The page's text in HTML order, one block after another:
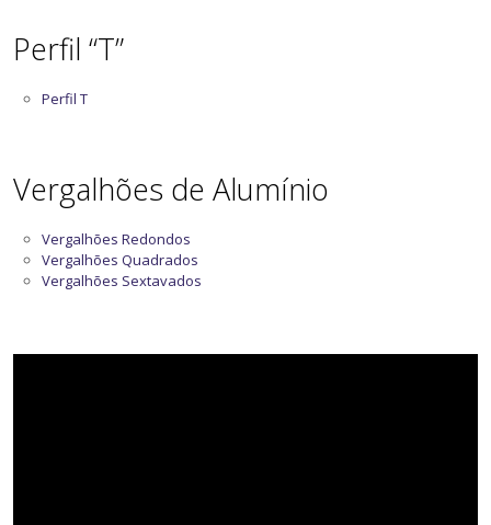
Perfil “T”
Perfil T
Vergalhões de Alumínio
Vergalhões Redondos
Vergalhões Quadrados
Vergalhões Sextavados